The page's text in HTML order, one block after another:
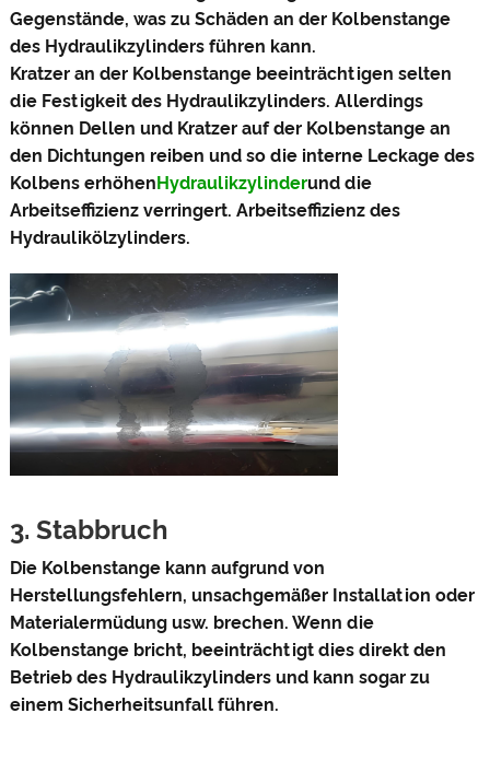
Gegenstände, was zu Schäden an der Kolbenstange
des Hydraulikzylinders führen kann.
Kratzer an der Kolbenstange beeinträchtigen selten
die Festigkeit des Hydraulikzylinders. Allerdings
können Dellen und Kratzer auf der Kolbenstange an
den Dichtungen reiben und so die interne Leckage des
Kolbens erhöhenHydraulikzylinderund die
Arbeitseffizienz verringert. Arbeitseffizienz des
Hydraulikölzylinders.
3. Stabbruch
Die Kolbenstange kann aufgrund von
Herstellungsfehlern, unsachgemäßer Installation oder
Materialermüdung usw. brechen. Wenn die
Kolbenstange bricht, beeinträchtigt dies direkt den
Betrieb des Hydraulikzylinders und kann sogar zu
einem Sicherheitsunfall führen.